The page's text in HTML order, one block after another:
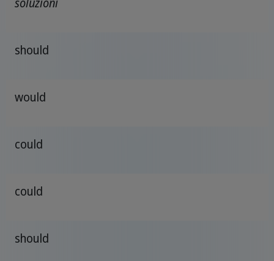
should
would
could
could
should